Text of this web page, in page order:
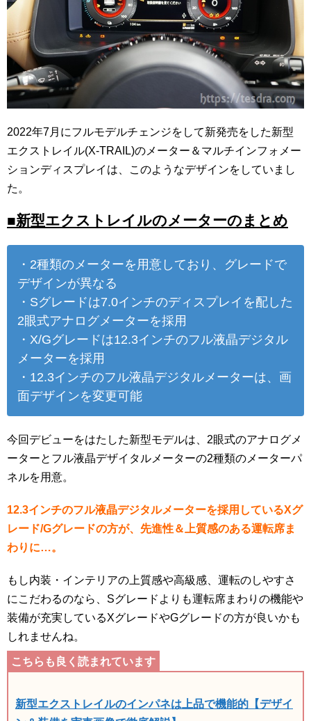
2022年7月にフルモデルチェンジをして新発売をした新型
エクストレイル(X-TRAIL)のメーター＆マルチインフォメー
ションディスプレイは、このようなデザインをしていまし
た。
■新型エクストレイルのメーターのまとめ
・2種類のメーターを用意しており、グレードで
デザインが異なる
・Sグレードは7.0インチのディスプレイを配した
2眼式アナログメーターを採用
・X/Gグレードは12.3インチのフル液晶デジタル
メーターを採用
・12.3インチのフル液晶デジタルメーターは、画
面デザインを変更可能
今回デビューをはたした新型モデルは、2眼式のアナログメ
ーターとフル液晶デザイタルメーターの2種類のメーターパ
ネルを用意。
12.3インチのフル液晶デジタルメーターを採用しているXグ
レード/Gグレードの方が、先進性＆上質感のある運転席ま
わりに…。
もし内装・インテリアの上質感や高級感、運転のしやすさ
にこだわるのなら、Sグレードよりも運転席まわりの機能や
装備が充実しているXグレードやGグレードの方が良いかも
しれませんね。
新型エクストレイルのインパネは上品で機能的【デザイ